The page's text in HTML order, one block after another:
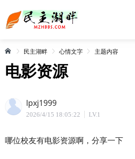
民主湖畔 心情文字 主题内容
电影资源
lpxj1999
2026/4/15 18:05:22 LV.1
哪位校友有电影资源啊，分享一下